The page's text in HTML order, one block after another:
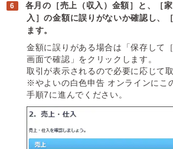
各月の［売上（収入）金額］と、［
入］の金額に誤りがないか確認し、
ます。
金額に誤りがある場合は「保存して
画面で確認」をクリックします。
取引が表示されるので必要に応じて
※やよいの白色申告 オンラインにこ
手順7に進んでください。